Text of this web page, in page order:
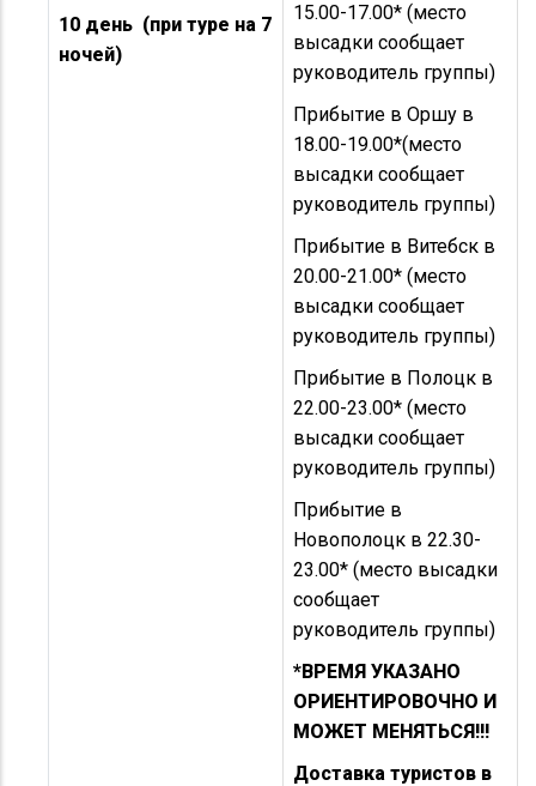
10 день (при туре на 7
ночей)
15.00-17.00* (место
высадки сообщает
руководитель группы)
Прибытие в Оршу в
18.00-19.00*(место
высадки сообщает
руководитель группы)
Прибытие в Витебск в
20.00-21.00* (место
высадки сообщает
руководитель группы)
Прибытие в Полоцк в
22.00-23.00* (место
высадки сообщает
руководитель группы)
Прибытие в
Новополоцк в 22.30-
23.00* (место высадки
сообщает
руководитель группы)
*ВРЕМЯ УКАЗАНО
ОРИЕНТИРОВОЧНО И
МОЖЕТ МЕНЯТЬСЯ!!!
Доставка туристов в